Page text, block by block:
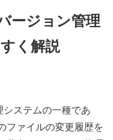
ージョン管理
く解説
システムの一種であ
ファイルの変更履歴を